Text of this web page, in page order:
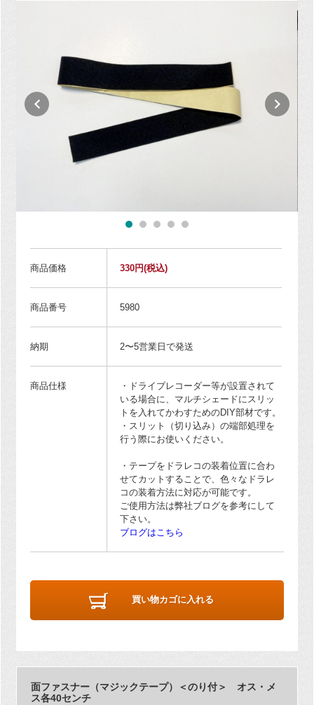
商品価格 330円(税込)
商品番号 5980
納期 2〜5営業日で発送
商品仕様
・ドライブレコーダー等が設置されて
いる場合に、マルチシェードにスリッ
トを入れてかわすためのDIY部材です。
・スリット（切り込み）の端部処理を
行う際にお使いください。
・テープをドラレコの装着位置に合わ
せてカットすることで、色々なドラレ
コの装着方法に対応が可能です。
ご使用方法は弊社ブログを参考にして
下さい。
ブログはこちら
買い物カゴに入れる
面ファスナー（マジックテープ）＜のり付＞ オス・メ
ス各40センチ